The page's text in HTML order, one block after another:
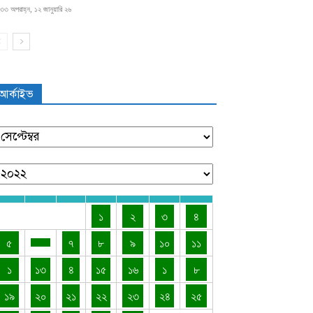
অপরাহ্ন, ১২ জানুয়ারি ২৬
১ ২ ৩
৪
৫
৭ ৮ ৯ ১০
১১
১
১৩ ৪ ১৫ ১৬ ১
৮
১৯
২০ ২১ ২২ ২৩ ২৪ ২৫